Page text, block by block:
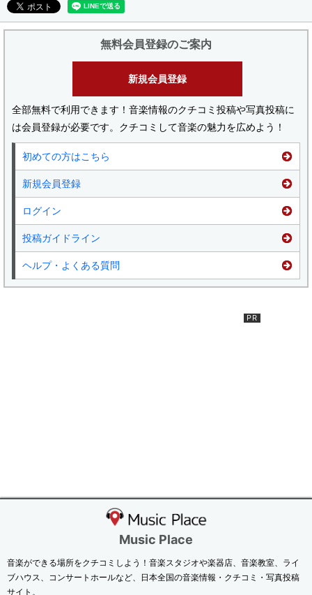
無料会員登録のご案内
新規会員登録
全部無料で利用できます！音楽情報のクチコミ投稿や写真投稿に
は会員登録が必要です。クチコミして音楽の魅力を広めよう！
初めての方はこちら
新規会員登録
ログイン
投稿ガイドライン
ヘルプ・よくある質問
Music Place
音楽ができる場所をクチコミしよう！音楽スタジオや楽器店、音楽教室、ライ
ブハウス、コンサートホールなど、日本全国の音楽情報・クチコミ・写真投稿
サイト。